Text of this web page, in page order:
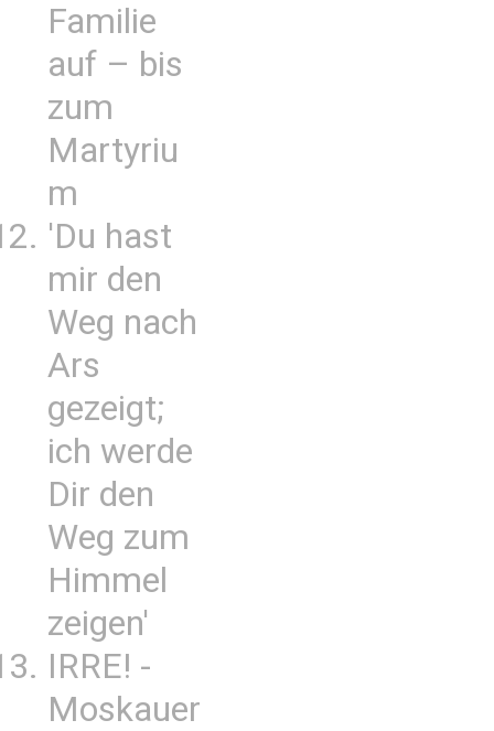
Familie
auf – bis
zum
Martyriu
m
'Du hast
mir den
Weg nach
Ars
gezeigt;
ich werde
Dir den
Weg zum
Himmel
zeigen'
IRRE! -
Moskauer